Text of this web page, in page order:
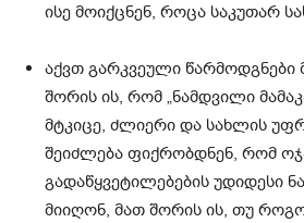
ისე მოიქცნენ, როცა საკუთარ
აქვთ გარკვეული წარმოდგნები
შორის ის, რომ „ნამდვილი
მტკიცე, ძლიერი და სახლის
შეიძლება ფიქრობდნენ, რომ
გადაწყვეტილებების უდიდესი
მიიღონ, მათ შორის ის, თუ